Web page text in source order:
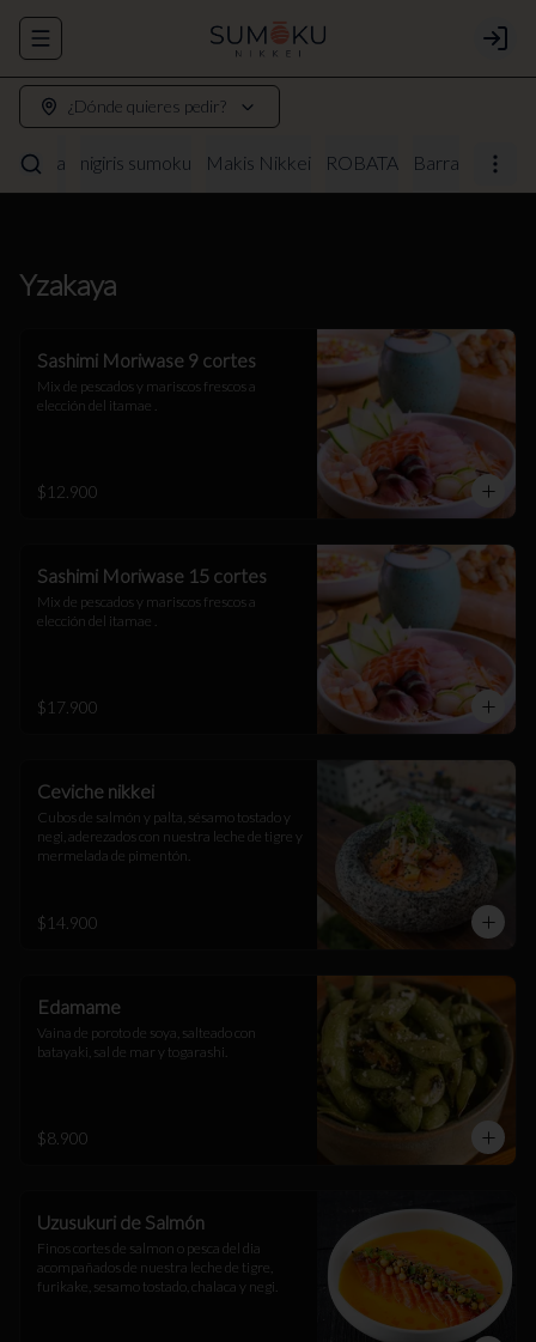
Abrir menu de navegación Login
¿Dónde quieres pedir?
Yzakaya nigiris sumoku Makis Nikkei ROBATA Barra
Yzakaya
Sashimi Moriwase 9 cortes
Mix de pescados y mariscos frescos a
elección del itamae .
$12.900
Sashimi Moriwase 15 cortes
Mix de pescados y mariscos frescos a
elección del itamae .
$17.900
Ceviche nikkei
Cubos de salmón y palta, sésamo tostado y
negi, aderezados con nuestra leche de tigre y
mermelada de pimentón.
$14.900
Edamame
Vaina de poroto de soya, salteado con
batayaki, sal de mar y togarashi.
$8.900
Uzusukuri de Salmón
Finos cortes de salmon o pesca del dia
acompañados de nuestra leche de tigre,
furikake, sesamo tostado, chalaca y negi.